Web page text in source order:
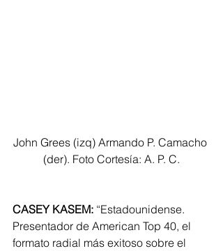
John Grees (izq) Armando P. Camacho
(der). Foto Cortesía: A. P. C.
CASEY KASEM: “Estadounidense.
Presentador de American Top 40, el
formato radial más exitoso sobre el